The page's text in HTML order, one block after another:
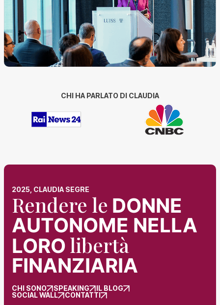
CHI HA PARLATO DI CLAUDIA
2025, CLAUDIA SEGRE
Rendere le DONNE
AUTONOME NELLA
LORO libertà
FINANZIARIA
CHI SONO SPEAKING
IL BLOG
SOCIAL WALL
CONTATTI